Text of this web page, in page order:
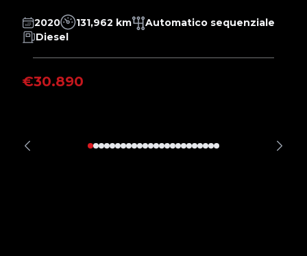
2020 131,962 km
Automatico sequenziale
Diesel
€30.890